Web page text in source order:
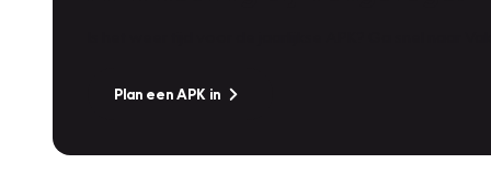
Plan een APK in